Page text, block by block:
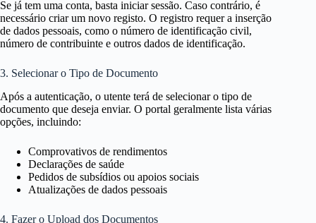
Se já tem uma conta, basta iniciar sessão. Caso contrário, é
necessário criar um novo registo. O registro requer a inserção
de dados pessoais, como o número de identificação civil,
número de contribuinte e outros dados de identificação.
3. Selecionar o Tipo de Documento
Após a autenticação, o utente terá de selecionar o tipo de
documento que deseja enviar. O portal geralmente lista várias
opções, incluindo:
Comprovativos de rendimentos
Declarações de saúde
Pedidos de subsídios ou apoios sociais
Atualizações de dados pessoais
4. Fazer o Upload dos Documentos